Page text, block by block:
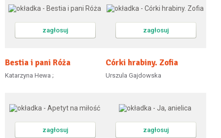
zagłosuj
Bestia i pani Róża
Katarzyna Hewa ;
zagłosuj
Córki hrabiny. Zofia
Urszula Gajdowska
zagłosuj zagłosuj